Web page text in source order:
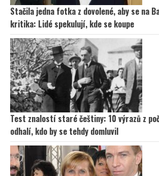
Stačila jedna fotka z dovolené, aby se na
kritika: Lidé spekulují, kde se koupe
Test znalostí staré češtiny: 10 výrazů z
odhalí, kdo by se tehdy domluvil